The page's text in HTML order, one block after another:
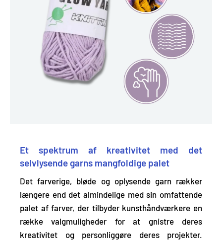
Et spektrum af kreativitet med det
selvlysende garns mangfoldige palet
Det farverige, bløde og oplysende garn rækker
længere end det almindelige med sin omfattende
palet af farver, der tilbyder kunsthåndværkere en
række valgmuligheder for at gnistre deres
kreativitet og personliggøre deres projekter.